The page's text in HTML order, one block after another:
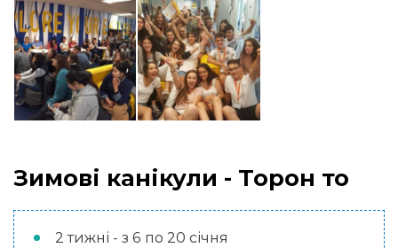
Зимові канікули - Торон то
2 тижні - з 6 по 20 січня